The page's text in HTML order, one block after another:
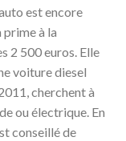
est encore
à la
2 500 euros. Elle
voiture diesel
cherchent à
ou électrique. En
conseillé de